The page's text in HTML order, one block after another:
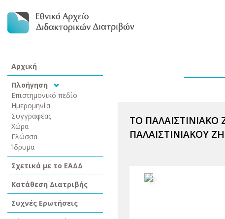
Αρχική
Πλοήγηση
Επιστημονικό πεδίο
Ημερομηνία
Συγγραφέας
Χώρα
Γλώσσα
Ίδρυμα
Σχετικά με το ΕΑΔΔ
Κατάθεση Διατριβής
Συχνές Ερωτήσεις
ΤΟ
ΠΑΛΑΙΣΤΙΝΙΑΚΟΥ